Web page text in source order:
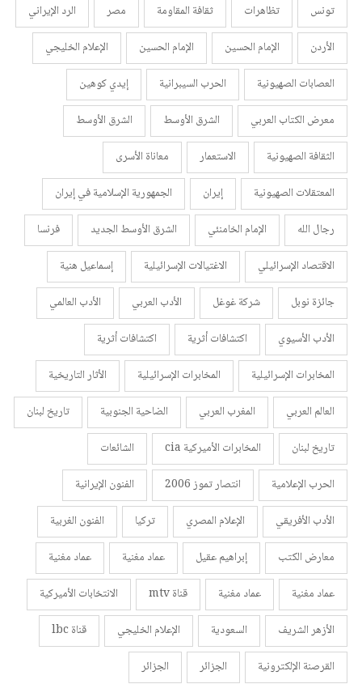
تونس
تظاهرات ثقافة المقاومة مصر
الرد الإيراني
الأردن
الإمام الحسين الإمام الحسين
الإعلام الخليجي
العصابات الصهيونية
الحرب السيبرانية
إيدي كوهين
معرض الكتاب العربي
الشرق الأوسط
الشرق الأوسط
الثقافة الصهيونية
الاستعمار
معاناة الأسرى
المعتقلات الصهيونية
إيران
الجمهورية الإسلامية في إيران
رجال الله
الإمام الخامنئي الشرق الأوسط الجديد
فرنسا
الاقتصاد الإسرائيلي
الاغتيالات الإسرائيلية
إسماعيل هنية
جائزة نوبل
شركة غوغل الأدب العربي
الأدب العالمي
الأدب الأسيوي
اكتشافات أثرية
اكتشافات أثرية
المخابرات الإسرائيلية
المخابرات الإسرائيلية
الأثار التاريخية
العالم العربي
المغرب العربي الضاحية الجنوبية
تاريخ لبنان
تاريخ لبنان
المخابرات الأميركية cia
الشائعات
الحرب الإعلامية
انتصار تموز 2006
الفنون الإيرانية
الأدب الأفريقي
الإعلام المصري تركيا
الفنون الغربية
معارض الكتب
إبراهيم عقيل عماد مغنية
عماد مغنية
عماد مغنية
عماد مغنية قناة mtv
الانتخابات الأميركية
الأزهر الشريف
السعودية الإعلام الخليجي
قناة lbc
القرصنة الإلكترونية
الجزائر الجزائر